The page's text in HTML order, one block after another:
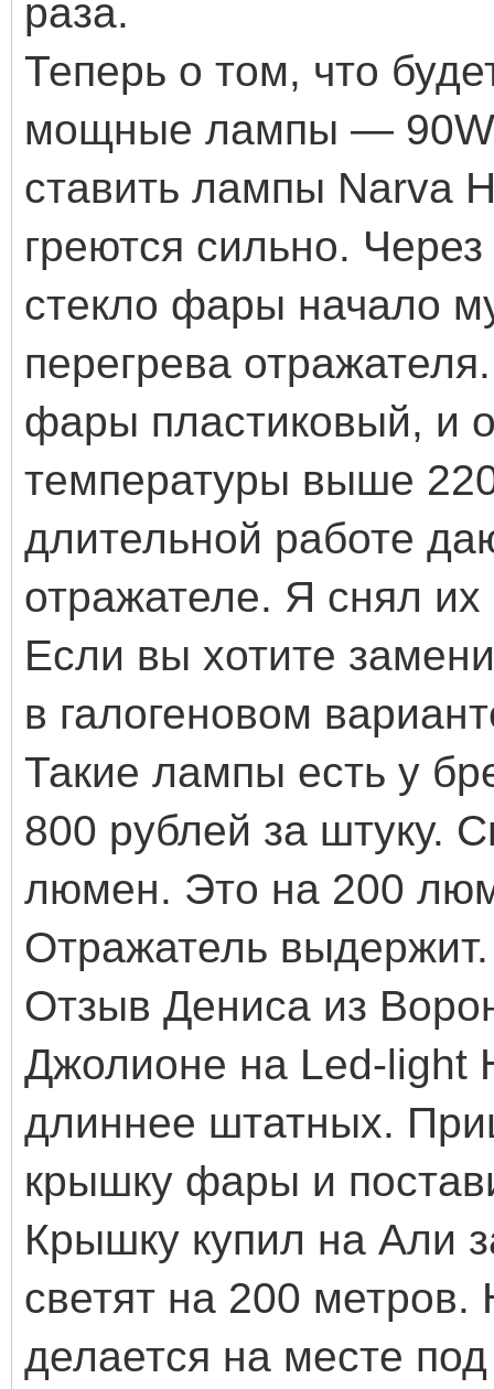
раза.
Теперь о том, что
мощные лампы —
ставить лампы Narva
греются сильно.
стекло фары начало
перегрева
фары пластиковый, и
температуры выше
длительной работе
отражателе. Я снял
Если вы хотите
в галогеновом
Такие лампы есть у
800 рублей за штуку.
люмен. Это на 200
Отражатель выдержит.
Отзыв Дениса из
Джолионе на Led-light
длиннее штатных.
крышку фары и
Крышку купил на Али
светят на 200
делается на месте